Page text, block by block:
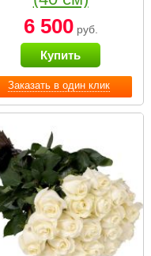
Заказать в один клик
6 500руб.
Купить